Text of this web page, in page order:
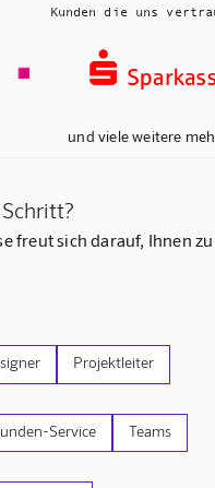
Kunden die uns
und viele weitere
freut sich darauf, Ihnen
Projektleiter
Service Teams